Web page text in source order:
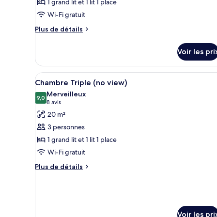
type
de
chambre :
1 grand lit et 1 lit 1 place
Wi-Fi gratuit
Plus de détails
Plus
le
type
de
chambre
Chambre
Triple
Voir les
Afficher
toutes
les
photos
pour
ce
type
de
chambre :
Une chambre d’hôtel
3
Chambre Triple (no view)
9,09,0 sur 10
Merveilleux
8 avis
(8 avis)
20 m²
3 personnes
1 grand lit et 1 lit 1 place
Wi-Fi gratuit
Plus de détails
Plus
Voir les